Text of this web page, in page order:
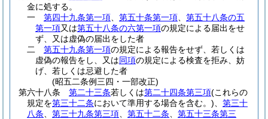
金に処する。
一
第四十九条第一項 第五十条第一項
第五十八条の五
第一項又は第五十八条の六第一項の規定による届出をせ
ず、又は虚偽の届出をした者
二
第五十九条第一項の規定による報告をせず、若しくは
虚偽の報告をし、又は同項の規定による検査を拒み、妨
げ、若しくは忌避した者
(昭五二条例三四・一部改正)
第六十八条
第二十三条若しくは第二十四条第三項(これらの
規定を第三十二条において準用する場合を含む。)
第三十
八条
第三十九条第三項 第五十二条
第五十三条第三